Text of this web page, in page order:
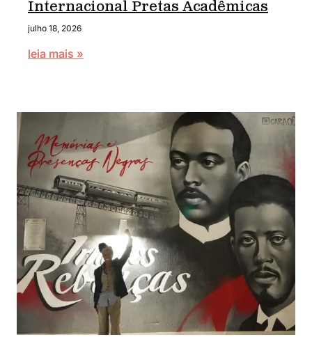
Internacional Pretas Acadêmicas
julho 18, 2026
leia mais »